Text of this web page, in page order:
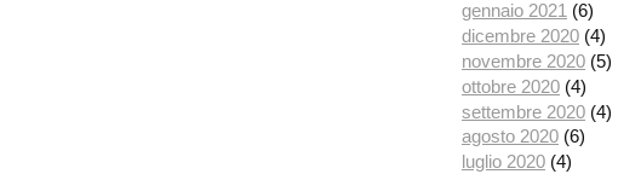
gennaio 2021 (6)
dicembre 2020 (4)
novembre 2020 (5)
ottobre 2020 (4)
settembre 2020 (4)
agosto 2020 (6)
luglio 2020 (4)